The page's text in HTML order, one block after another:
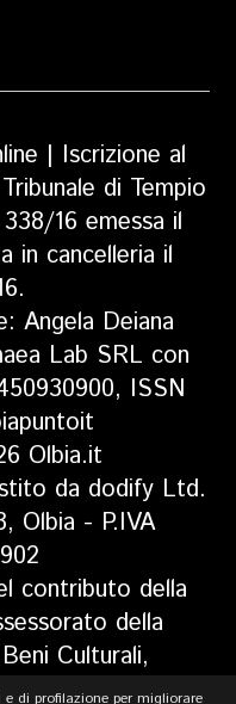
| Iscrizione al
di Tempio
16 emessa il
in cancelleria il
Angela Deiana
Lab SRL con
ISSN
Olbia.it
da dodify Ltd.
Olbia - P.IVA
contributo della
della
Culturali,
e Sport. Legge
di profilazione per migliorare